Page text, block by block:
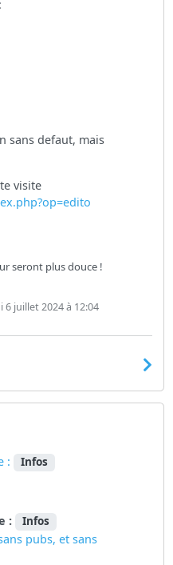
sans defaut, mais
visite
seront plus douce !
juillet 2024 à 12:04
: Infos
: Infos
pubs, et sans